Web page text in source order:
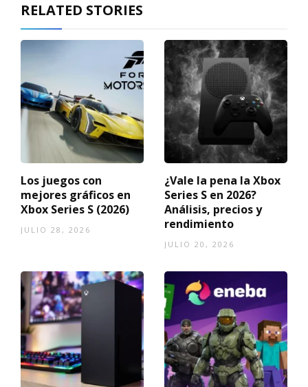
RELATED STORIES
Los juegos con
mejores gráficos en
Xbox Series S (2026)
JULIO 28, 2026
¿Vale la pena la Xbox
Series S en 2026?
Análisis, precios y
rendimiento
JULIO 20, 2026